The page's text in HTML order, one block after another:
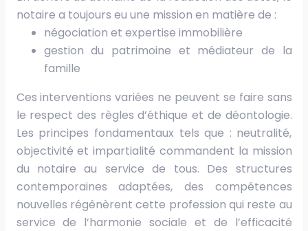
notaire a toujours eu une mission en matière de :
négociation et expertise immobilière
gestion du patrimoine et médiateur de la
famille
Ces interventions variées ne peuvent se faire sans
le respect des règles d’éthique et de déontologie.
Les principes fondamentaux tels que : neutralité,
objectivité et impartialité commandent la mission
du notaire au service de tous. Des structures
contemporaines adaptées, des compétences
nouvelles régénèrent cette profession qui reste au
service de l’harmonie sociale et de l’efficacité